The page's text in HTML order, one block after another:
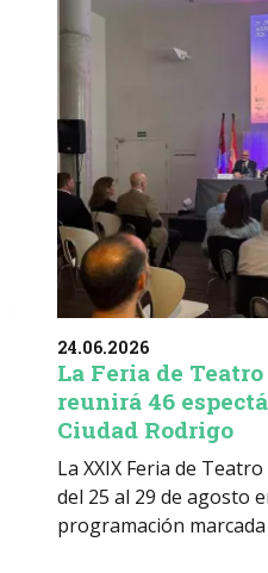
24.06.2026
La Feria de
reunirá 46
Ciudad Rodrigo
La XXIX Feria de
del 25 al 29 de agosto
programación